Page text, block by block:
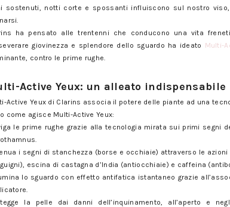
sostenuti, notti corte e spossanti influiscono sul nostro
ha pensato alle trentenni che conducono una vita
giovinezza e splendore dello sguardo ha ideato Multi-
contro le prime rughe.
Active Yeux: un alleato indispensabile
Active Yeux di Clarins associa il potere delle piante ad una
come agisce Multi-Active Yeux:
le prime rughe grazie alla tecnologia mirata sui primi segni
i segni di stanchezza (borse e occhiaie) attraverso le
escina di castagna d’India (antiocchiaie) e caffeina
lo sguardo con effetto antifatica istantaneo grazie
la pelle dai danni dell’inquinamento, all’aperto e